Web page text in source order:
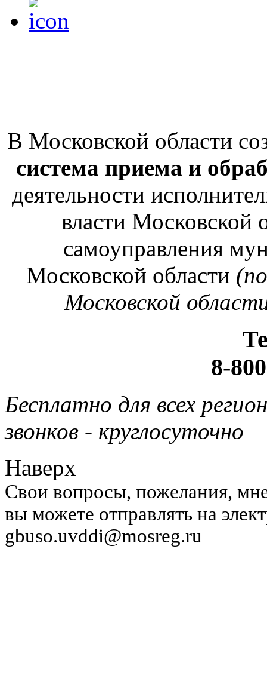
В Московской области
система приема и
деятельности
власти Московской
самоуправления
Московской области
Московской
8-
Бесплатно для всех
звонков - круглосуточно
Наверх
Свои вопросы, пожелания,
вы можете отправлять на
gbuso.uvddi@mosreg.ru